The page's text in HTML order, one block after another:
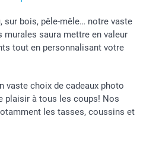
sur bois, pêle-mêle… notre vaste
murales saura mettre en valeur
tout en personnalisant votre
vaste choix de cadeaux photo
plaisir à tous les coups! Nos
les tasses, coussins et